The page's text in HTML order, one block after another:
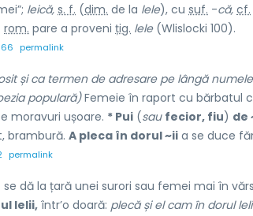
leică, s. f. (dim. de la lele), cu suf. -că, cf.
rom. pare a proveni țig. lele(Wlislocki 100).
permalink
și ca termen de adresare pe lângă
populară)Femeie în raport cu bărbatul
moravuri ușoare. * Pui (sau fecior, fiu) de
brambură. A pleca în dorul ~ii a se duce
permalink
dă la țară unei surori sau femei mai în
lelii,într’o doară: plecă și el cam în dorul